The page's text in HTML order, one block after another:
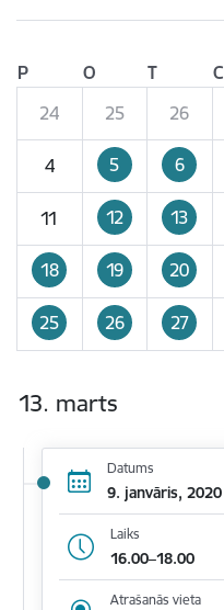
P O T C
24
25 26
4 5 6
11 12 13
18 19 20
25 26 27
13. marts
Datums
9. janvāris, 2020
Laiks
16.00–18.00
Atrašanās vieta